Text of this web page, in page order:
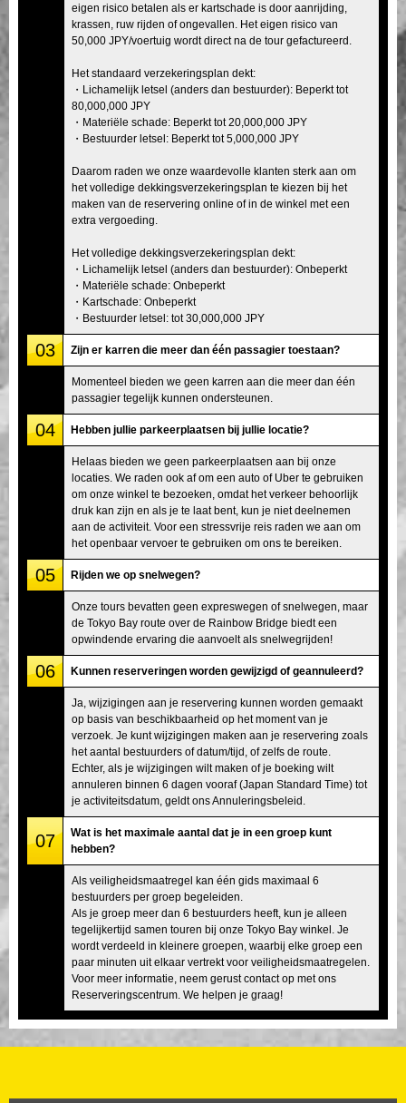
eigen risico betalen als er kartschade is door aanrijding,
krassen, ruw rijden of ongevallen. Het eigen risico van
50,000 JPY/voertuig wordt direct na de tour gefactureerd.
Het standaard verzekeringsplan dekt:
・Lichamelijk letsel (anders dan bestuurder): Beperkt tot
80,000,000 JPY
・Materiële schade: Beperkt tot 20,000,000 JPY
・Bestuurder letsel: Beperkt tot 5,000,000 JPY
Daarom raden we onze waardevolle klanten sterk aan om
het volledige dekkingsverzekeringsplan te kiezen bij het
maken van de reservering online of in de winkel met een
extra vergoeding.
Het volledige dekkingsverzekeringsplan dekt:
・Lichamelijk letsel (anders dan bestuurder): Onbeperkt
・Materiële schade: Onbeperkt
・Kartschade: Onbeperkt
・Bestuurder letsel: tot 30,000,000 JPY
03 Zijn er karren die meer dan één passagier toestaan?
Momenteel bieden we geen karren aan die meer dan één
passagier tegelijk kunnen ondersteunen.
04 Hebben jullie parkeerplaatsen bij jullie locatie?
Helaas bieden we geen parkeerplaatsen aan bij onze
locaties. We raden ook af om een auto of Uber te gebruiken
om onze winkel te bezoeken, omdat het verkeer behoorlijk
druk kan zijn en als je te laat bent, kun je niet deelnemen
aan de activiteit. Voor een stressvrije reis raden we aan om
het openbaar vervoer te gebruiken om ons te bereiken.
05 Rijden we op snelwegen?
Onze tours bevatten geen expreswegen of snelwegen, maar
de Tokyo Bay route over de Rainbow Bridge biedt een
opwindende ervaring die aanvoelt als snelwegrijden!
06 Kunnen reserveringen worden gewijzigd of geannuleerd?
Ja, wijzigingen aan je reservering kunnen worden gemaakt
op basis van beschikbaarheid op het moment van je
verzoek. Je kunt wijzigingen maken aan je reservering zoals
het aantal bestuurders of datum/tijd, of zelfs de route.
Echter, als je wijzigingen wilt maken of je boeking wilt
annuleren binnen 6 dagen vooraf (Japan Standard Time) tot
je activiteitsdatum, geldt ons Annuleringsbeleid.
07
Wat is het maximale aantal dat je in een groep kunt
hebben?
Als veiligheidsmaatregel kan één gids maximaal 6
bestuurders per groep begeleiden.
Als je groep meer dan 6 bestuurders heeft, kun je alleen
tegelijkertijd samen touren bij onze Tokyo Bay winkel. Je
wordt verdeeld in kleinere groepen, waarbij elke groep een
paar minuten uit elkaar vertrekt voor veiligheidsmaatregelen.
Voor meer informatie, neem gerust contact op met ons
Reserveringscentrum. We helpen je graag!